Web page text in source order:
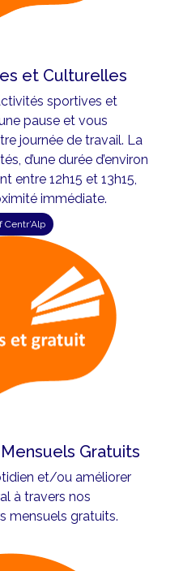
et Culturelles
sportives et
pause et vous
journée de travail. La
d’une durée d’environ
entre 12h15 et 13h15,
immédiate.
Gratuits
et/ou améliorer
à travers nos
mensuels gratuits.